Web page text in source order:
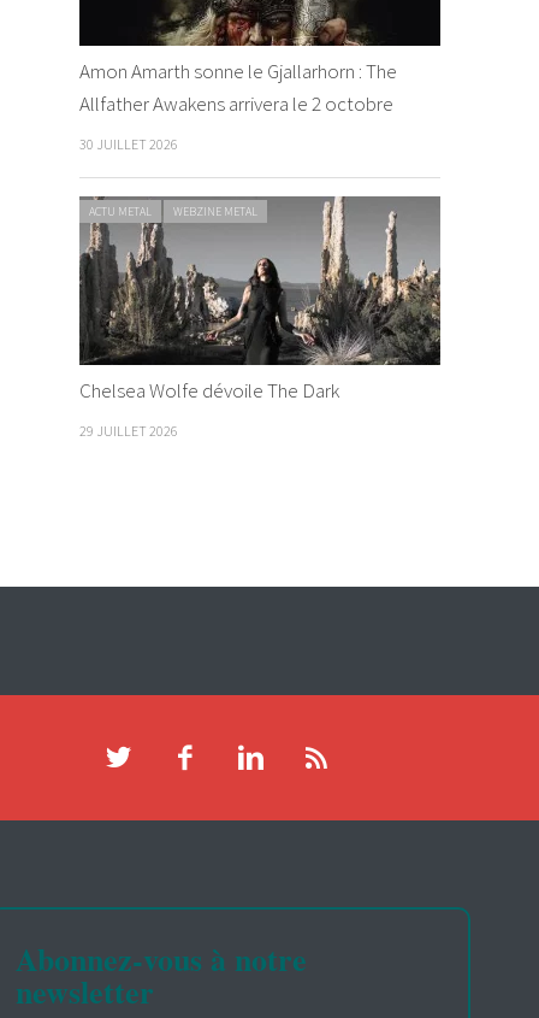
Amon Amarth sonne le Gjallarhorn : The
Allfather Awakens arrivera le 2 octobre
30 JUILLET 2026
ACTU METAL WEBZINE METAL
Chelsea Wolfe dévoile The Dark
29 JUILLET 2026
Abonnez-vous à notre
newsletter